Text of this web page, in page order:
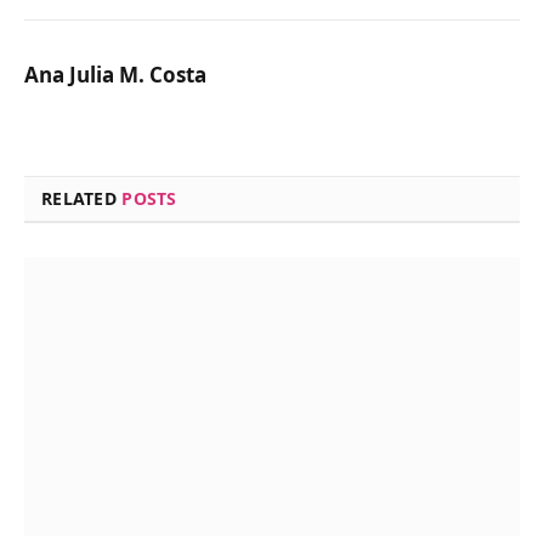
Ana Julia M. Costa
RELATED POSTS